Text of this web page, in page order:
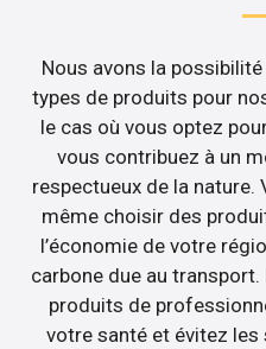
Nous avons la
types de produits pour
le cas où vous optez
vous contribuez à un
respectueux de la
même choisir des
l’économie de votre
carbone due au
produits de
votre santé et évitez